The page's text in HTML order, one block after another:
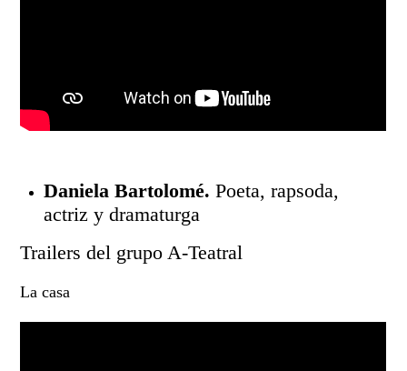
Daniela Bartolomé. Poeta, rapsoda,
actriz y dramaturga
Trailers del grupo A-Teatral
La casa